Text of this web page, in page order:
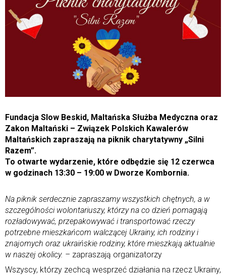
Fundacja Slow Beskid, Maltańska Służba Medyczna oraz
Zakon Maltański – Związek Polskich Kawalerów
Maltańskich zapraszają na piknik charytatywny „Silni
Razem”.
To otwarte wydarzenie, które odbędzie się 12 czerwca
w godzinach 13:30 – 19:00 w Dworze Kombornia.
Na piknik serdecznie zapraszamy wszystkich chętnych, a w
szczególności wolontariuszy, którzy na co dzień pomagają
rozładowywać, przepakowywać i transportować rzeczy
potrzebne mieszkańcom walczącej Ukrainy, ich rodziny i
znajomych oraz ukraińskie rodziny, które mieszkają aktualnie
w naszej okolicy. – zapraszają organizatorzy
Wszyscy, którzy zechcą wesprzeć działania na rzecz Ukrainy,